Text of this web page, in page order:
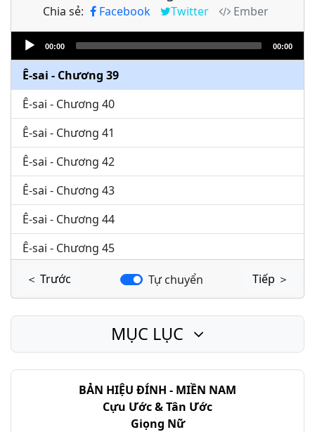
Chia sẻ: Facebook Twitter
Ember
Audio
Player
00:00 00:00
Ê-sai - Chương 37
Ê-sai - Chương 38
Ê-sai - Chương 39
Ê-sai - Chương 40
Ê-sai - Chương 41
Ê-sai - Chương 42
Ê-sai - Chương 43
Ê-sai - Chương 44
Ê-sai - Chương 45
Ê-sai - Chương 46
Ê-sai - Chương 48
Ê-sai - Chương 50
＜ Trước Tự chuyển Tiếp ＞
BẢN HIỆU ĐÍNH - MIỀN NAM
Cựu Ước & Tân Ước
Giọng Nữ
MỤC LỤC